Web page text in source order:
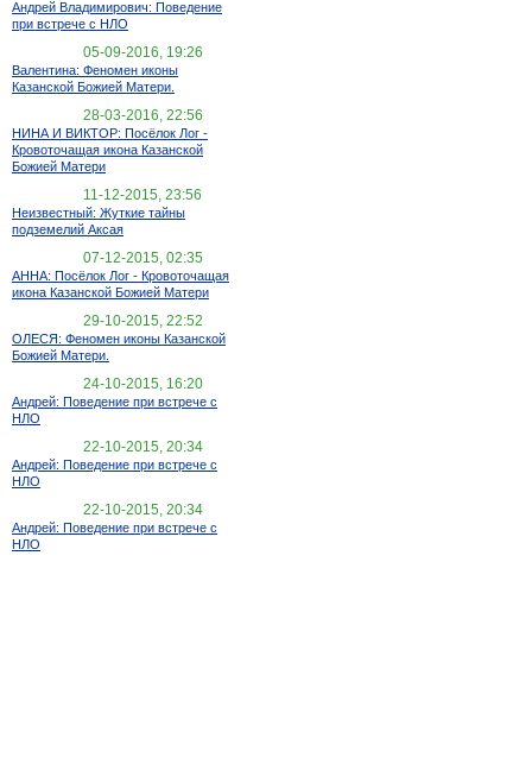
Андрей Владимирович: Поведение
при встрече с НЛО
05-09-2016, 19:26
Валентина: Феномен иконы
Казанской Божией Матери.
28-03-2016, 22:56
НИНА И ВИКТОР: Посёлок Лог -
Кровоточащая икона Казанской
Божией Матери
11-12-2015, 23:56
Неизвестный: Жуткие тайны
подземелий Аксая
07-12-2015, 02:35
АННА: Посёлок Лог - Кровоточащая
икона Казанской Божией Матери
29-10-2015, 22:52
ОЛЕСЯ: Феномен иконы Казанской
Божией Матери.
24-10-2015, 16:20
Андрей: Поведение при встрече с
НЛО
22-10-2015, 20:34
Андрей: Поведение при встрече с
НЛО
22-10-2015, 20:34
Андрей: Поведение при встрече с
НЛО